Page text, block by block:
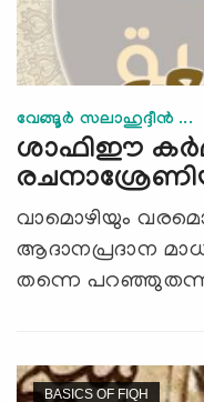
വേങ്ങൂര്‍ സലാഹുദ്ദീന്‍ ...
ശാഫിഈ
വാമൊഴിയും
ആദാനപ്രദാന
തന്നെ
BASICS OF FIQH